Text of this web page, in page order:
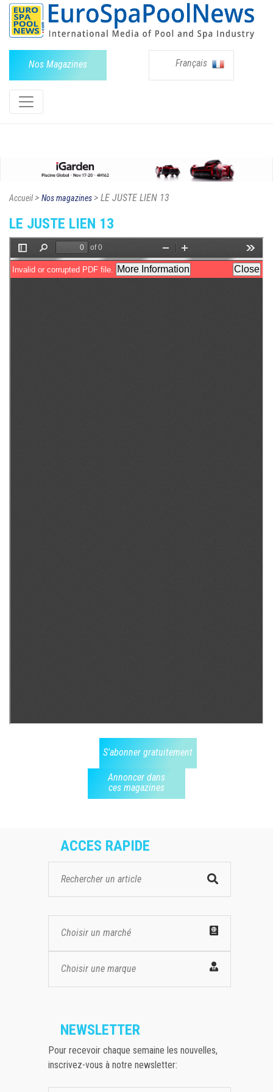
Nos Magazines Français
Accueil> Nos magazines> LE JUSTE LIEN 13
LE JUSTE LIEN 13
S'abonner gratuitement
Annoncer dans
ces magazines
ACCES RAPIDE
Choisir un marché
Choisir une marque
NEWSLETTER
Pour recevoir chaque semaine les nouvelles,
inscrivez-vous à notre newsletter: